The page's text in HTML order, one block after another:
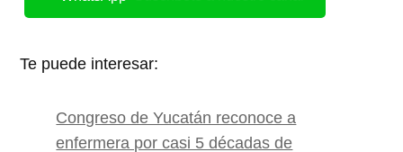
Te puede interesar:
Congreso de Yucatán reconoce a
enfermera por casi 5 décadas de